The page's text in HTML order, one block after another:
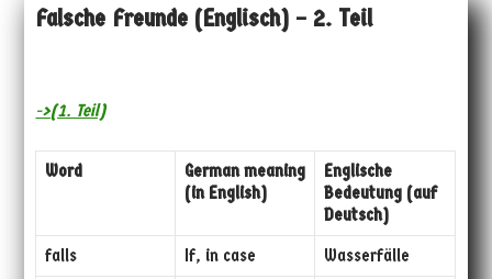
Falsche Freunde (Englisch) – 2. Teil
->(1. Teil)
Word
German meaning
(in English)
Englische
Bedeutung (auf
Deutsch)
falls
If, in case
Wasserfälle